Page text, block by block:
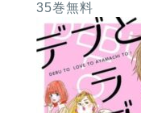
35巻無料